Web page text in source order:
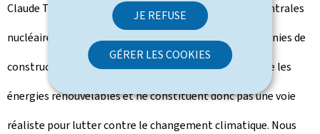
JE REFUSE
GÉRER LES COOKIES
Claude Turmes, ministre de l'Énergie, y ajoute: "Les centrales
nucléaires ne sont pas durables, nécessitent des décennies de
construction, sont dangereuses et bien plus chères que les
énergies renouvelables et ne constituent donc pas une voie
réaliste pour lutter contre le changement climatique. Nous